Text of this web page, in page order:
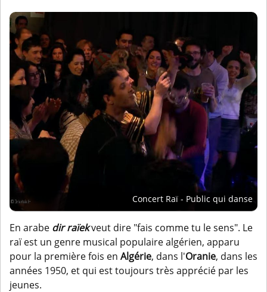
Concert Raï - Public qui danse
En arabe dir raïekveut dire "fais comme tu le sens". Le
raï est un genre musical populaire algérien, apparu
pour la première fois en Algérie, dans l'Oranie, dans les
années 1950, et qui est toujours très apprécié par les
jeunes.